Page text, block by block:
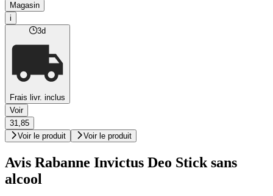
Magasin
i
3d
Frais livr. inclus
Voir
31,85
Voir le produit
Voir le produit
Avis Rabanne Invictus Deo Stick sans
alcool